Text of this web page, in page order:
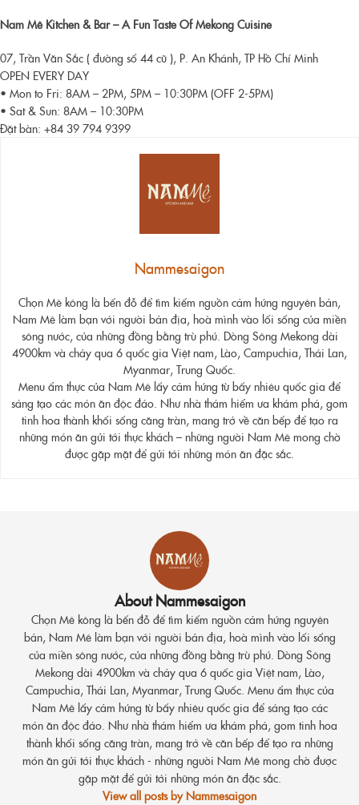
Nam Mê Kitchen & Bar – A Fun Taste Of Mekong Cuisine
07, Trần Văn Sắc ( đường số 44 cũ ), P. An Khánh, TP Hồ Chí Minh
OPEN EVERY DAY
• Mon to Fri: 8AM – 2PM, 5PM – 10:30PM (OFF 2-5PM)
• Sat & Sun: 8AM – 10:30PM
Đặt bàn: +84 39 794 9399
Nammesaigon
Chọn Mê kông là bến đỗ để tìm kiếm nguồn cảm hứng nguyên bản,
Nam Mê làm bạn với người bản địa, hoà mình vào lối sống của miền
sông nước, của những đồng bằng trù phú. Dòng Sông Mekong dài
4900km và chảy qua 6 quốc gia Việt nam, Lào, Campuchia, Thái Lan,
Myanmar, Trung Quốc.
Menu ẩm thực của Nam Mê lấy cảm hứng từ bấy nhiêu quốc gia để
sáng tạo các món ăn độc đáo. Như nhà thám hiểm ưa khám phá, gom
tinh hoa thành khối sống căng tràn, mang trở về căn bếp để tạo ra
những món ăn gửi tới thực khách – những người Nam Mê mong chờ
được gặp mặt để gửi tới những món ăn đặc sắc.
About Nammesaigon
Chọn Mê kông là bến đỗ để tìm kiếm nguồn cảm hứng nguyên
bản, Nam Mê làm bạn với người bản địa, hoà mình vào lối sống
của miền sông nước, của những đồng bằng trù phú. Dòng Sông
Mekong dài 4900km và chảy qua 6 quốc gia Việt nam, Lào,
Campuchia, Thái Lan, Myanmar, Trung Quốc. Menu ẩm thực của
Nam Mê lấy cảm hứng từ bấy nhiêu quốc gia để sáng tạo các
món ăn độc đáo. Như nhà thám hiểm ưa khám phá, gom tinh hoa
thành khối sống căng tràn, mang trở về căn bếp để tạo ra những
món ăn gửi tới thực khách - những người Nam Mê mong chờ được
gặp mặt để gửi tới những món ăn đặc sắc.
View all posts by Nammesaigon